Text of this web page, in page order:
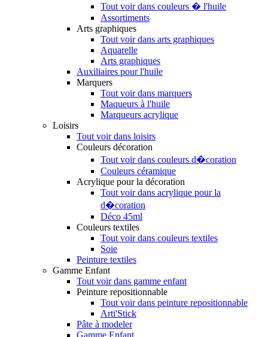
Tout voir dans couleurs � l'huile
Assortiments
Arts graphiques
Tout voir dans arts graphiques
Aquarelle
Arts graphiques
Auxiliaires pour l'huile
Marquers
Tout voir dans marquers
Maqueurs à l'huile
Marqueurs acrylique
Loisirs
Tout voir dans loisirs
Couleurs décoration
Tout voir dans couleurs d�coration
Couleurs céramique
Acrylique pour la décoration
Tout voir dans acrylique pour la
d�coration
Déco 45ml
Couleurs textiles
Tout voir dans couleurs textiles
Soie
Peinture textiles
Gamme Enfant
Tout voir dans gamme enfant
Peinture repositionnable
Tout voir dans peinture repositionnable
Arti'Stick
Pâte à modeler
Gamme Enfant